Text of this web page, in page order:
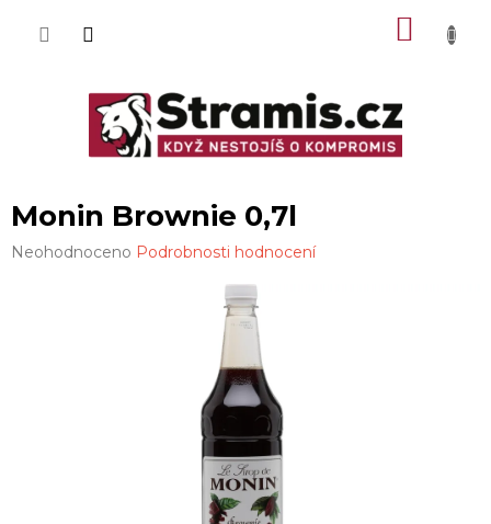
Monin Brownie 0,7l
Průměrné
Neohodnoceno Podrobnosti hodnocení